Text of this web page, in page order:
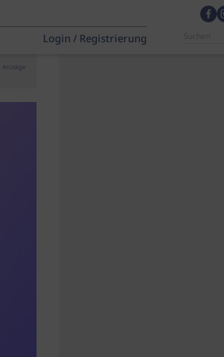
Login / Registrierung
Anzeige